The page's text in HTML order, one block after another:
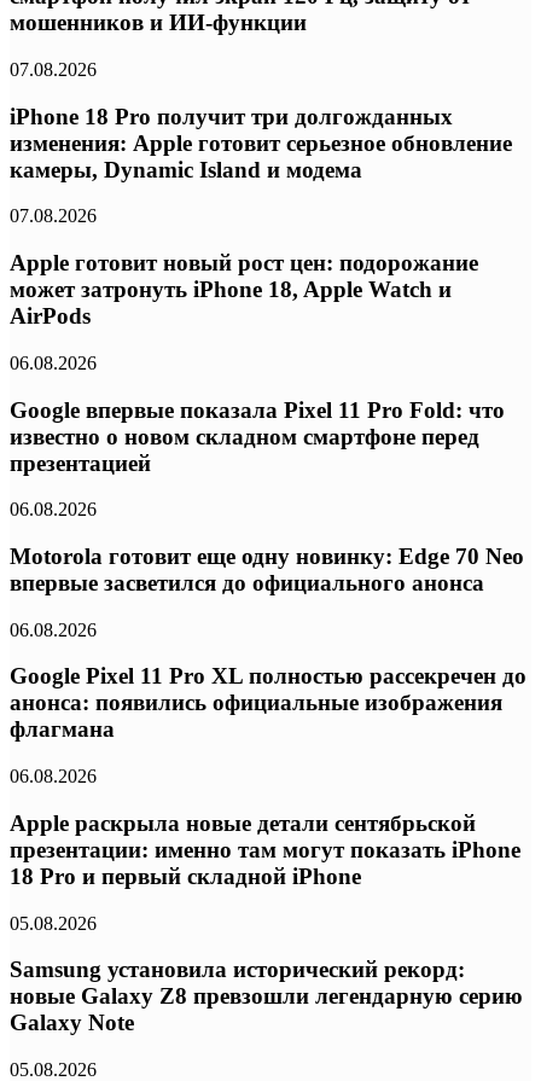
мошенников и ИИ-функции
07.08.2026
iPhone 18 Pro получит три долгожданных
изменения: Apple готовит серьезное обновление
камеры, Dynamic Island и модема
07.08.2026
Apple готовит новый рост цен: подорожание
может затронуть iPhone 18, Apple Watch и
AirPods
06.08.2026
Google впервые показала Pixel 11 Pro Fold: что
известно о новом складном смартфоне перед
презентацией
06.08.2026
Motorola готовит еще одну новинку: Edge 70 Neo
впервые засветился до официального анонса
06.08.2026
Google Pixel 11 Pro XL полностью рассекречен до
анонса: появились официальные изображения
флагмана
06.08.2026
Apple раскрыла новые детали сентябрьской
презентации: именно там могут показать iPhone
18 Pro и первый складной iPhone
05.08.2026
Samsung установила исторический рекорд:
новые Galaxy Z8 превзошли легендарную серию
Galaxy Note
05.08.2026